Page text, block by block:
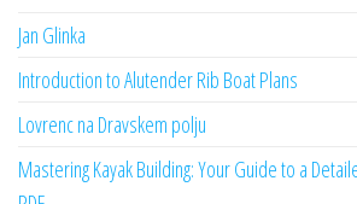
Jan Glinka
Introduction to Alutender Rib Boat Plans
Lovrenc na Dravskem polju
Mastering Kayak Building: Your Guide to a